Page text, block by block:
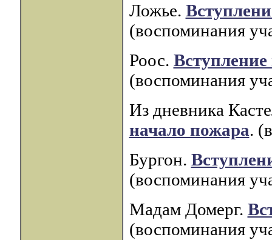
Ложье.
(воспоминания
Роос.
(воспоминания
Из дневника
начало пожара.
Бургон.
(воспоминания
Мадам Домерг.
(воспоминания